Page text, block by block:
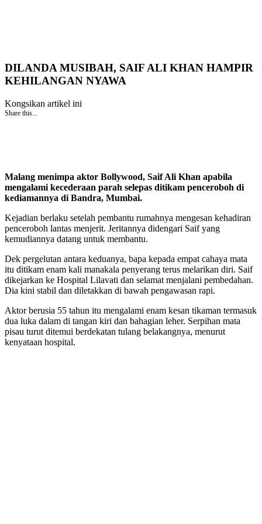
DILANDA MUSIBAH, SAIF ALI KHAN HAMPIR
KEHILANGAN NYAWA
Kongsikan artikel ini
Share this...
Malang menimpa aktor Bollywood, Saif Ali Khan apabila
mengalami kecederaan parah selepas ditikam penceroboh di
kediamannya di Bandra, Mumbai.
Kejadian berlaku setelah pembantu rumahnya mengesan kehadiran
penceroboh lantas menjerit. Jeritannya didengari Saif yang
kemudiannya datang untuk membantu.
Dek pergelutan antara keduanya, bapa kepada empat cahaya mata
itu ditikam enam kali manakala penyerang terus melarikan diri. Saif
dikejarkan ke Hospital Lilavati dan selamat menjalani pembedahan.
Dia kini stabil dan diletakkan di bawah pengawasan rapi.
Aktor berusia 55 tahun itu mengalami enam kesan tikaman termasuk
dua luka dalam di tangan kiri dan bahagian leher. Serpihan mata
pisau turut ditemui berdekatan tulang belakangnya, menurut
kenyataan hospital.